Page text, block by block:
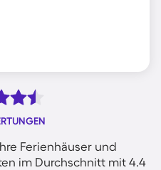
Ferienhäuser und
im Durchschnitt mit 4.4